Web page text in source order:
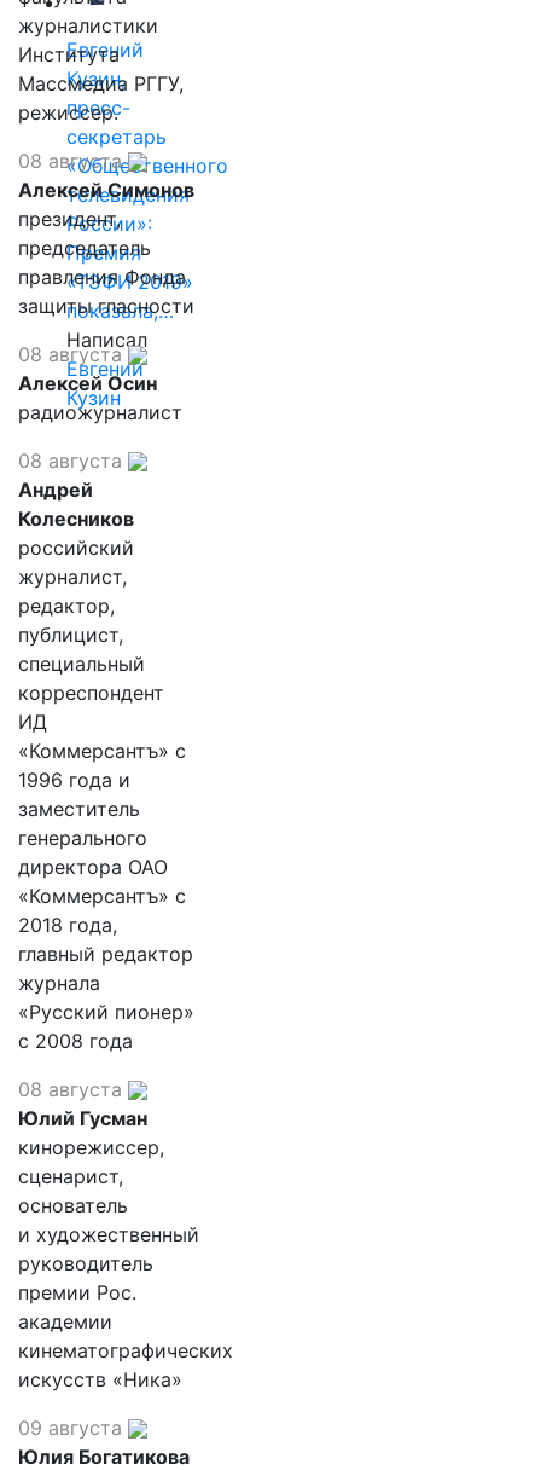
Евгений
Кузин,
пресс-
секретарь
«Общественного
телевидения
России»:
Премия
«ТЭФИ 2019»
показала,…
Написал
Евгений
Кузин
журналистики
Института
Массмедиа РГГУ,
режиссер.
08 августа
Алексей Симонов
президент,
председатель
правления Фонда
защиты гласности
08 августа
Алексей Осин
радиожурналист
08 августа
Андрей
Колесников
российский
журналист,
редактор,
публицист,
специальный
корреспондент
ИД
«Коммерсантъ» с
1996 года и
заместитель
генерального
директора ОАО
«Коммерсантъ» с
2018 года,
главный редактор
журнала
«Русский пионер»
с 2008 года
08 августа
Юлий Гусман
кинорежиссер,
сценарист,
основатель
и художественный
руководитель
премии Рос.
академии
кинематографических
искусств «Ника»
09 августа
Юлия Богатикова